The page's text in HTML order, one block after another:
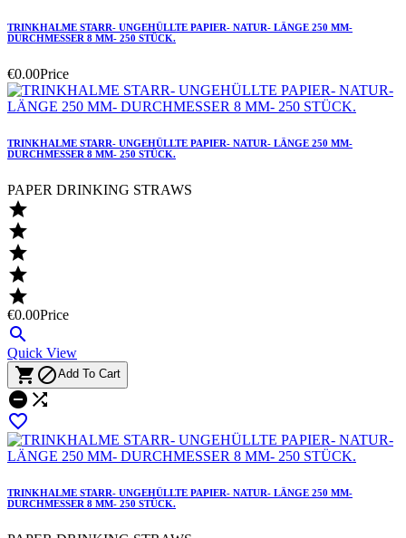
TRINKHALME STARR- UNGEHÜLLTE PAPIER- NATUR- LÄNGE 250 MM-
DURCHMESSER 8 MM- 250 STÜCK.
€0.00Price
TRINKHALME STARR- UNGEHÜLLTE PAPIER- NATUR- LÄNGE 250 MM-
DURCHMESSER 8 MM- 250 STÜCK.
PAPER DRINKING STRAWS





€0.00Price

Quick View
 Add To Cart
 

TRINKHALME STARR- UNGEHÜLLTE PAPIER- NATUR- LÄNGE 250 MM-
DURCHMESSER 8 MM- 250 STÜCK.